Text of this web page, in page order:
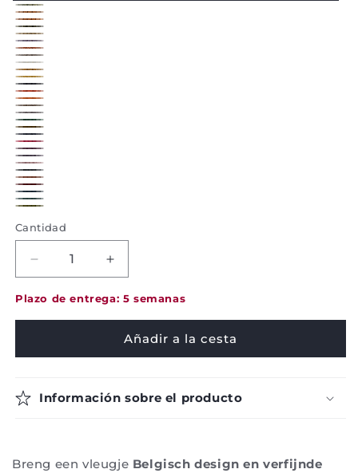
1F10
1J02
2D02
2D03
3B07
4K06
5K14
482
497
500
519
527
615
680
684
740
A4
B1
D529
D614
D679
D742
K901
K902
K904
K920
K921
K922
K923
Cantidad
Decrease
quantity
for
Cushion
Increase
quantity
for
Cushion
Bonnet
Plazo de entrega: 5 semanas
Añadir a la cesta
Información sobre el producto
Breng een vleugje Belgisch design en verfijnde